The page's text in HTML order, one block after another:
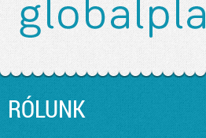
RÓLUNK